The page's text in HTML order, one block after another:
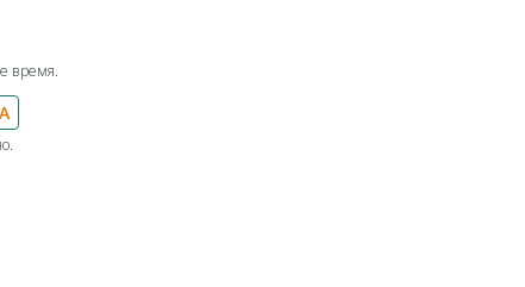
время.